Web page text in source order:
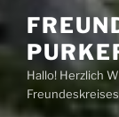
Hallo! Herzlich